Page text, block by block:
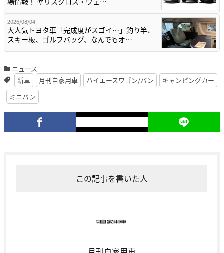
2026/08/04
大人気トヨタ車「完成度がスゴイ…」釣り竿、
スキー板、ゴルフバッグ、なんでもオ…
ニュース
新車
月刊自家用車 ハイエースワゴン/バン
キャンピングカー
ミニバン
この記事を書いた人